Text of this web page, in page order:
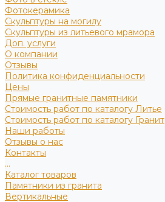
Фотокерамика
Скульптуры на могилу
Скульптуры из литьевого мрамора
Доп. услуги
О компании
Отзывы
Политика конфиденциальности
Цены
Прямые гранитные памятники
Стоимость работ по каталогу Литье
Стоимость работ по каталогу Гранит
Наши работы
Отзывы о нас
Контакты
...
Каталог товаров
Памятники из гранита
Вертикальные